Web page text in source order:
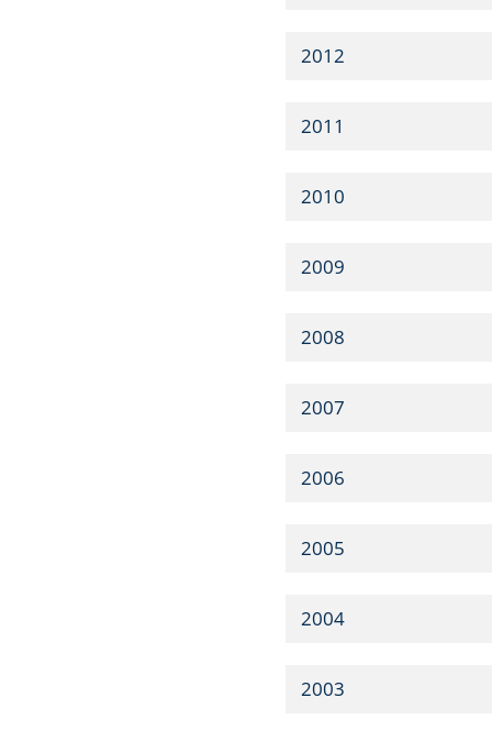
2012
2011
2010
2009
2008
2007
2006
2005
2004
2003